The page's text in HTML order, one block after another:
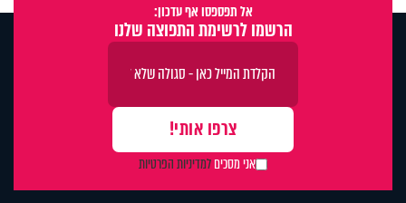
אל תפספסו אף עדכון:
הרשמו לרשימת התפוצה שלנו
אני מסכיםלמדיניות הפרטיות